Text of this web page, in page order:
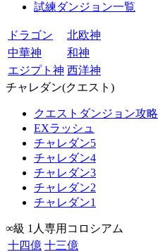
試練ダンジョン一覧
ドラゴン
北欧神
中華神
和神
エジプト神 西洋神
チャレダン(クエスト)
クエストダンジョン攻略
EXラッシュ
チャレダン5
チャレダン4
チャレダン3
チャレダン2
チャレダン1
∞級 1人専用コロシアム
十四億 十三億